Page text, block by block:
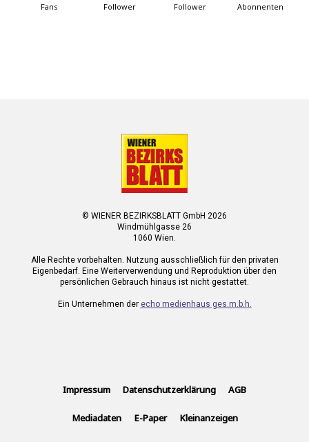
Fans Follower Follower Abonnenten
© WIENER BEZIRKSBLATT GmbH 2026
Windmühlgasse 26
1060 Wien.
Alle Rechte vorbehalten. Nutzung ausschließlich für den privaten
Eigenbedarf. Eine Weiterverwendung und Reproduktion über den
persönlichen Gebrauch hinaus ist nicht gestattet.
Ein Unternehmen der echo medienhaus ges.m.b.h.
Impressum Datenschutzerklärung AGB
Mediadaten E-Paper Kleinanzeigen